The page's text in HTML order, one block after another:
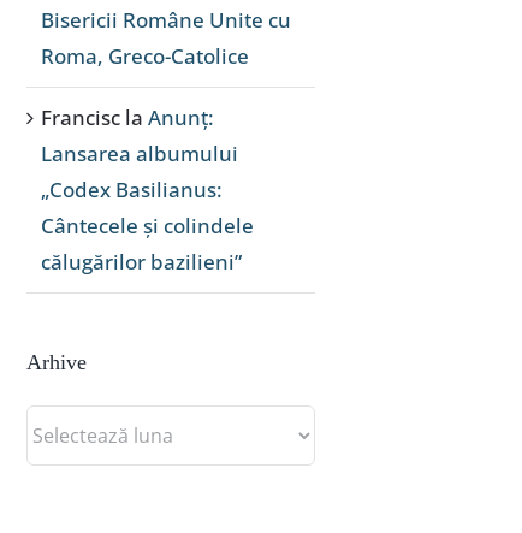
Bisericii Române Unite cu
Roma, Greco-Catolice
Francisc la Anunț:
Lansarea albumului
„Codex Basilianus:
Cântecele și colindele
călugărilor bazilieni”
Arhive
Arhive